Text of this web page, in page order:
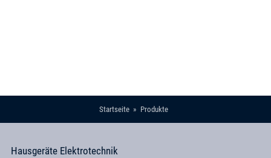
Startseite Produkte
Hausgeräte Elektrotechnik